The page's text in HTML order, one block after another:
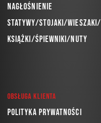
Nagłośnienie
Statywy/Stojaki/Wieszaki/
Książki/Śpiewniki/Nuty
Obsługa klienta
Polityka prywatności